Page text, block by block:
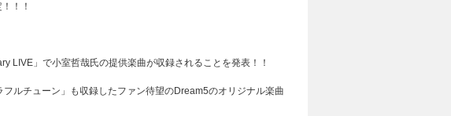
！！
LIVE」で小室哲哉氏の提供楽曲が収録されることを発表！！
ルチューン」も収録したファン待望のDream5のオリジナル楽曲